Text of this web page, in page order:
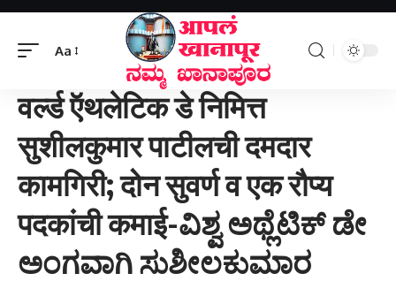
Aa
वर्ल्ड ऍथलेटिक डे निमित्त सुशीलकुमार पाटीलची दमदार कामगिरी; दोन सुवर्ण व एक रौप्य पदकांची कमाई-ವಿಶ್ವ ಅಥ್ಲೆಟಿಕ್ ಡೇ ಅಂಗವಾಗಿ ಸುಶೀಲಕುಮಾರ ಪಾಟೀಲರ ಅದ್ಭುತ ಸಾಧನೆ; ಎರಡು ಚಿನ್ನ ಹಾಗೂ ಒಂದು ಬೆಳ್ಳಿ ಪದಕಗಳ ಗೆಲುವು
वर्ल्ड ऍथलेटिक डे निमित्त
सुशीलकुमार पाटीलची दमदार
कामगिरी; दोन सुवर्ण व एक रौप्य
पदकांची कमाई-ವಿಶ್ವ ಅಥ್ಲೆಟಿಕ್ ಡೇ
ಅಂಗವಾಗಿ ಸುಶೀಲಕುಮಾರ